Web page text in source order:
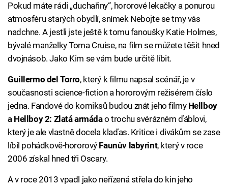
Pokud máte rádi „duchařiny“, hororové lekačky a ponurou
atmosféru starých obydlí, snímek Nebojte se tmy vás
nadchne. A jestli jste ještě k tomu fanoušky Katie Holmes,
bývalé manželky Toma Cruise, na film se můžete těšit hned
dvojnásob. Jako Kim se vám bude určitě líbit.
Guillermo del Torro, který k filmu napsal scénář, je v
současnosti science-fiction a hororovým režisérem číslo
jedna. Fandové do komiksů budou znát jeho filmy Hellboy
a Hellboy 2: Zlatá armádao trochu svérázném ďáblovi,
který je ale vlastně docela klaďas. Kritice i divákům se zase
líbil pohádkově-hororový Faunův labyrint, který v roce
2006 získal hned tři Oscary.
A v roce 2013 vpadl jako neřízená střela do kin jeho